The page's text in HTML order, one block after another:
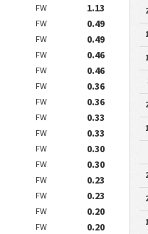
FW
1.13
FW
0.49
FW
0.49
FW
0.46
FW
0.46
FW
0.36
FW
0.36
FW
0.33
FW
0.33
FW
0.30
FW
0.30
FW
0.23
FW
0.23
FW
0.20
FW
0.20